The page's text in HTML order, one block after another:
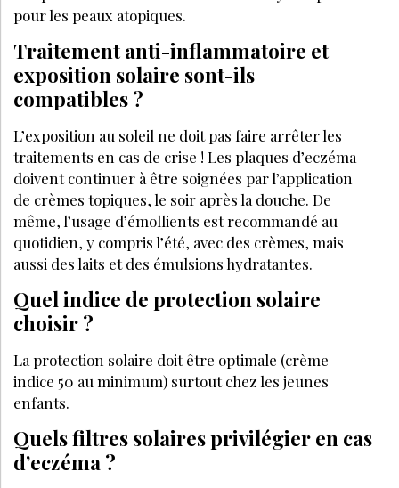
pour les peaux atopiques.
Traitement anti-inflammatoire et
exposition solaire sont-ils
compatibles ?
L’exposition au soleil ne doit pas faire arrêter les
traitements en cas de crise ! Les plaques d’eczéma
doivent continuer à être soignées par l’application
de crèmes topiques, le soir après la douche. De
même, l’usage d’émollients est recommandé au
quotidien, y compris l’été, avec des crèmes, mais
aussi des laits et des émulsions hydratantes.
Quel indice de protection solaire
choisir ?
La protection solaire doit être optimale (crème
indice 50 au minimum) surtout chez les jeunes
enfants.
Quels filtres solaires privilégier en cas
d’eczéma ?